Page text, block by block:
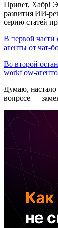
Привет, Хабр!
развития ИИ-
серию статей
В первой части
агенты от чат-
Во второй
workflow-
Думаю, настало
вопросе —